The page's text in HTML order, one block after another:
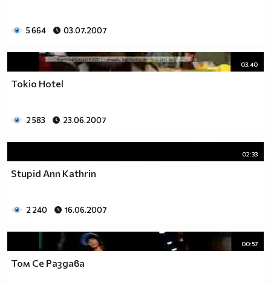
5 664 03.07.2007
03:40
Tokio Hotel
2 583 23.06.2007
02:33
Stupid Ann Kathrin
2 240 16.06.2007
00:57
Том Се Раздава